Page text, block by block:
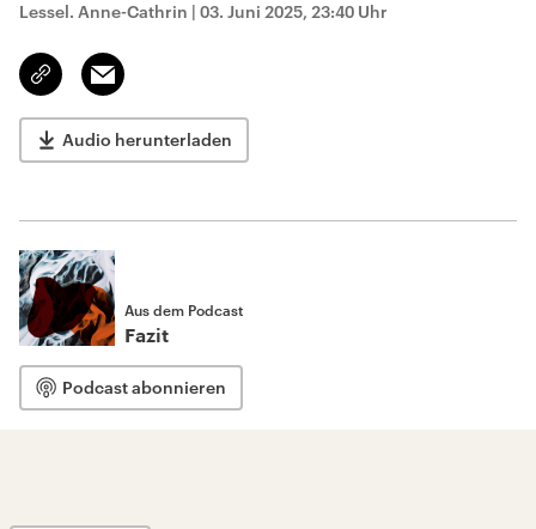
Lessel. Anne-Cathrin | 03. Juni 2025, 23:40 Uhr
Link
kopieren/teilen
Email
Audio herunterladen
Aus dem Podcast
Fazit
Podcast abonnieren